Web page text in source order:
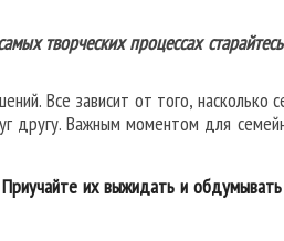
творческих процессах
Все зависит от того, насколько
другу. Важным моментом для
их выжидать и